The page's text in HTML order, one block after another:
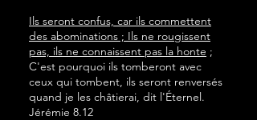
Ils seront confus, car ils commettent
des abominations ; Ils ne rougissent
pas, ils ne connaissent pas la honte ;
C'est pourquoi ils tomberont avec
ceux qui tombent, ils seront renversés
quand je les châtierai, dit l'Éternel.
Jérémie 8.12